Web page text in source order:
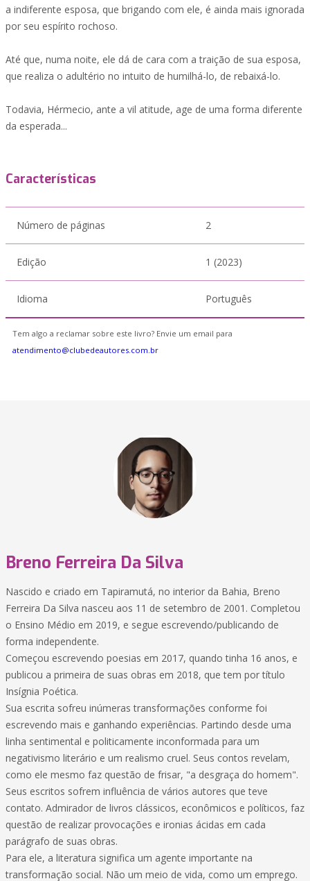
a indiferente esposa, que brigando com ele, é ainda mais ignorada
por seu espírito rochoso.
Até que, numa noite, ele dá de cara com a traição de sua esposa,
que realiza o adultério no intuito de humilhá-lo, de rebaixá-lo.
Todavia, Hérmecio, ante a vil atitude, age de uma forma diferente
da esperada...
Características
Número de páginas 2
Edição 1 (2023)
Idioma Português
Tem algo a reclamar sobre este livro? Envie um email para
atendimento@clubedeautores.com.br
Breno Ferreira Da Silva
Nascido e criado em Tapiramutá, no interior da Bahia, Breno
Ferreira Da Silva nasceu aos 11 de setembro de 2001. Completou
o Ensino Médio em 2019, e segue escrevendo/publicando de
forma independente.
Começou escrevendo poesias em 2017, quando tinha 16 anos, e
publicou a primeira de suas obras em 2018, que tem por título
Insígnia Poética.
Sua escrita sofreu inúmeras transformações conforme foi
escrevendo mais e ganhando experiências. Partindo desde uma
linha sentimental e politicamente inconformada para um
negativismo literário e um realismo cruel. Seus contos revelam,
como ele mesmo faz questão de frisar, "a desgraça do homem".
Seus escritos sofrem influência de vários autores que teve
contato. Admirador de livros clássicos, econômicos e políticos, faz
questão de realizar provocações e ironias ácidas em cada
parágrafo de suas obras.
Para ele, a literatura significa um agente importante na
transformação social. Não um meio de vida, como um emprego.